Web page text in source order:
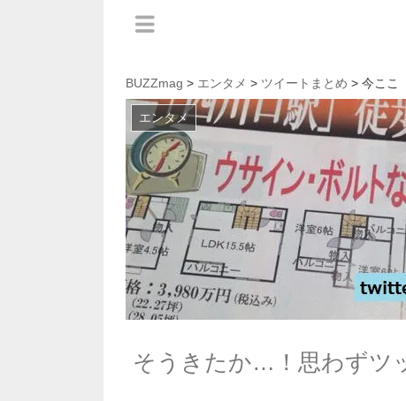
BUZZmag > エンタメ > ツイートまとめ > 今ここ
エンタメ
そうきたか…！思わずツ